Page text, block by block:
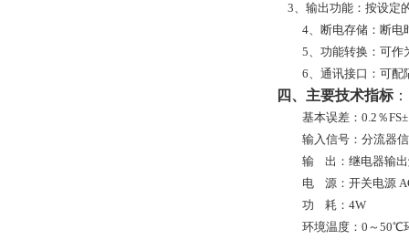
3、输出功能：按设定
4、断电存储：断电
5、功能转换：可作
6、通讯接口：可配
四、主要技术指标：
基本误差：0.2％
输入信号：分流器
输
出：继电器输
电
源：开关电源
功
耗：4W
环境温度：0～50℃